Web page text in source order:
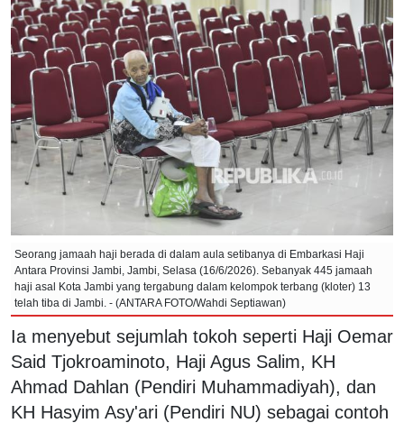
Seorang jamaah haji berada di dalam aula setibanya di Embarkasi Haji
Antara Provinsi Jambi, Jambi, Selasa (16/6/2026). Sebanyak 445 jamaah
haji asal Kota Jambi yang tergabung dalam kelompok terbang (kloter) 13
telah tiba di Jambi. - (ANTARA FOTO/Wahdi Septiawan)
Ia menyebut sejumlah tokoh seperti Haji Oemar
Said Tjokroaminoto, Haji Agus Salim, KH
Ahmad Dahlan (Pendiri Muhammadiyah), dan
KH Hasyim Asy'ari (Pendiri NU) sebagai contoh